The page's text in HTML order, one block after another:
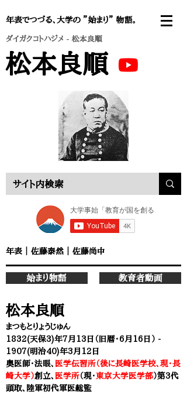
年表でつづる、大学の ”始まり” 物語。
ダイガクコトハジメ - 松本良順
松本良順
年表 佐藤泰然 佐藤尚中
始まり物語 教育者動画
松本良順
まつもとりょうじゅん
1832(天保3)年7月13日（旧暦・6月16日） -
1907(明治40)年3月12日
奥医師・法眼、 医学伝習所（後に長崎医学校、現・長
崎大学）創立、​ 医学所（現・東京大学医学部）第3代
頭取、陸軍初代軍医総監